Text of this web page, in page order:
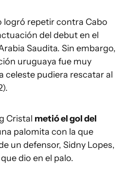
logró repetir contra Cabo
del debut en el
Saudita. Sin embargo,
uruguaya fue muy
celeste pudiera rescatar al
Cristal metió el gol del
palomita con la que
un defensor, Sidny Lopes,
dio en el palo.